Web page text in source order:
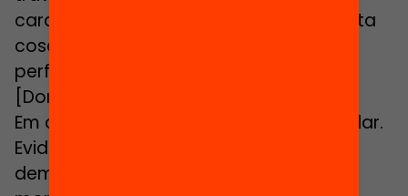
característiques. T’estic demanant molta
cosa però sé que ho podràs respondre
perfectament.
[Domi viñas]
Em demanes molt però en podríem parlar.
Evidentment, m’afegeixo a totes les
demandes que han sortit en aquests